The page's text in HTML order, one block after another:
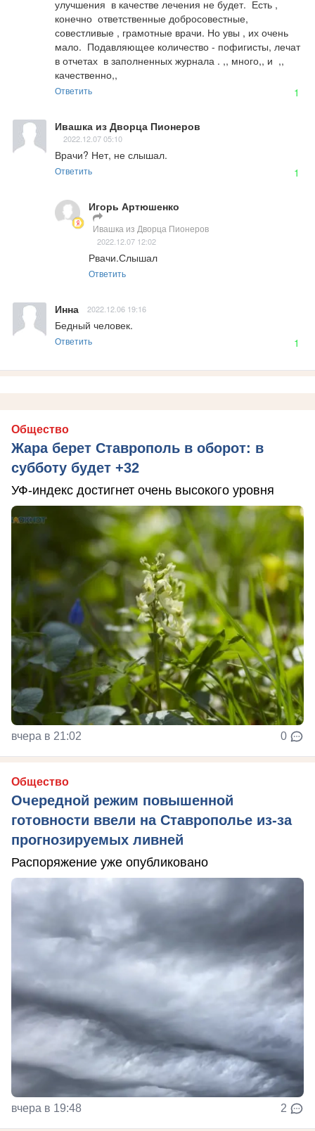
улучшения  в качестве лечения не будет.  Есть ,
конечно  ответственные добросовестные,
совестливые , грамотные врачи. Но увы , их очень
мало.  Подавляющее количество - пофигисты, лечат
в отчетах  в заполненных журнала . ,, много,, и  ,,
качественно,,
Ответить 1
Ивашка из Дворца Пионеров
2022.12.07 05:10
Врачи? Нет, не слышал.
Ответить 1
Игорь Артюшенко
Ивашка из Дворца Пионеров
2022.12.07 12:02
Рвачи.Слышал
Ответить
Инна 2022.12.06 19:16
Бедный человек.
Ответить 1
Общество
Жара берет Ставрополь в оборот: в
субботу будет +32
УФ-индекс достигнет очень высокого уровня
вчера в 21:02 0
Общество
Очередной режим повышенной
готовности ввели на Ставрополье из-за
прогнозируемых ливней
Распоряжение уже опубликовано
вчера в 19:48 2